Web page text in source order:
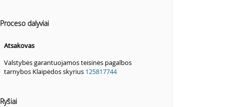
Proceso dalyviai
Atsakovas
Valstybės garantuojamos teisinės pagalbos
tarnybos Klaipėdos skyrius 125817744
Ryšiai